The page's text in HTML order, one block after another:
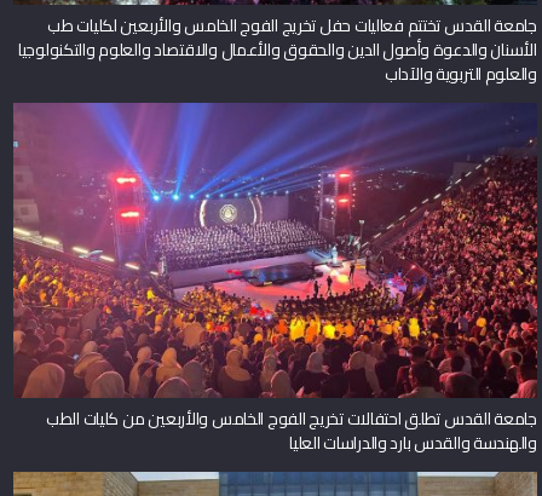
جامعة القدس تختتم فعاليات حفل تخريج الفوج الخامس والأربعين لكليات طب
الأسنان والدعوة وأصول الدين والحقوق والأعمال والاقتصاد والعلوم والتكنولوجيا
والعلوم التربوية والآداب
جامعة القدس تطلق احتفالات تخريج الفوج الخامس والأربعين من كليات الطب
والهندسة والقدس بارد والدراسات العليا